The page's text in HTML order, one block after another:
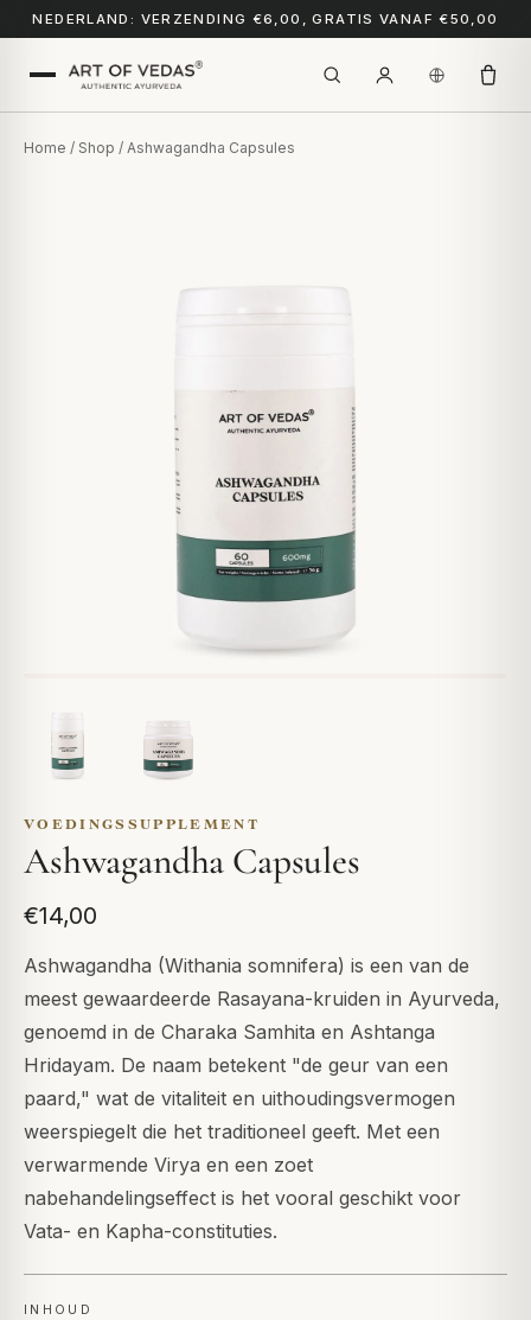
NEDERLAND: VERZENDING €6,00, GRATIS VANAF €50,00
Home / Shop / Ashwagandha Capsules
VOEDINGSSUPPLEMENT
Ashwagandha Capsules
€14,00
Ashwagandha (Withania somnifera) is een van de
meest gewaardeerde Rasayana-kruiden in Ayurveda,
genoemd in de Charaka Samhita en Ashtanga
Hridayam. De naam betekent "de geur van een
paard," wat de vitaliteit en uithoudingsvermogen
weerspiegelt die het traditioneel geeft. Met een
verwarmende Virya en een zoet
nabehandelingseffect is het vooral geschikt voor
Vata- en Kapha-constituties.
INHOUD